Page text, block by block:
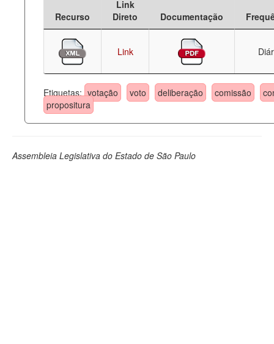
Recurso
Link
Direto
Documentação
Link
Etiquetas: votação voto deliberação comissão
propositura
Assembleia Legislativa do Estado de São Paulo